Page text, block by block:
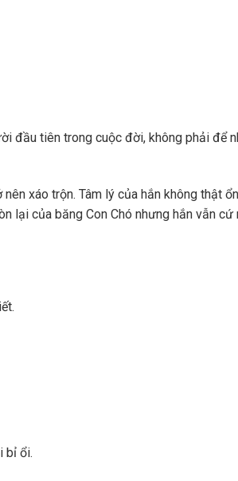
đầu tiên trong cuộc đời, không phải để
xáo trộn. Tâm lý của hắn không thật
lại của băng Con Chó nhưng hắn vẫn
bỉ ổi.